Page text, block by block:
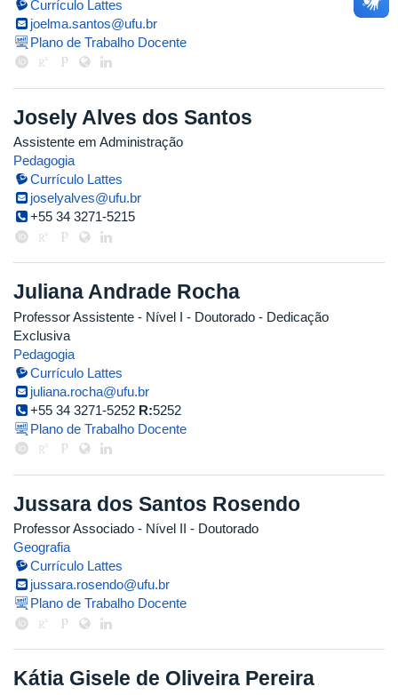
Currículo Lattes
joelma.santos@ufu.br
Plano de Trabalho Docente
Josely Alves dos Santos
Assistente em Administração
Pedagogia
Currículo Lattes
joselyalves@ufu.br
+55 34 3271-5215
Juliana Andrade Rocha
Professor Assistente - Nível I - Doutorado - Dedicação
Exclusiva
Pedagogia
Currículo Lattes
juliana.rocha@ufu.br
+55 34 3271-5252 R:5252
Plano de Trabalho Docente
Jussara dos Santos Rosendo
Professor Associado - Nível II
- Doutorado
Geografia
Currículo Lattes
jussara.rosendo@ufu.br
Plano de Trabalho Docente
Kátia Gisele de Oliveira Pereira